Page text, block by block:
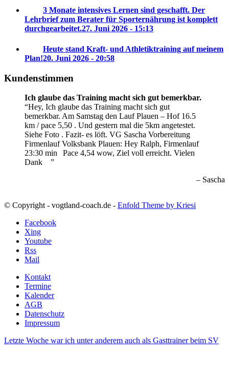
3 Monate intensives Lernen sind geschafft. Der
Lehrbrief zum Berater für Sporternährung ist komplett
durchgearbeitet.27. Juni 2026 - 15:13
Heute stand Kraft- und Athletiktraining auf meinem
Plan!20. Juni 2026 - 20:58
Kundenstimmen
Ich glaube das Training macht sich gut bemerkbar.
Hey, Ich glaube das Training macht sich gut
bemerkbar. Am Samstag den Lauf Plauen – Hof 16.5
km / pace 5,50 . Und gestern mal die 5km angetestet.
Siehe Foto . Fazit- es löft. VG Sascha Vorbereitung
Firmenlauf Volksbank Plauen: Hey Ralph, Firmenlauf
23:30 min
Pace 4,54 wow, Ziel voll erreicht. Vielen
Dank
Sascha
© Copyright - vogtland-coach.de - Enfold Theme by Kriesi
Facebook
Xing
Youtube
Rss
Mail
Kontakt
Termine
Kalender
AGB
Datenschutz
Impressum
Letzte Woche war ich unter anderem auch als Gasttrainer beim SV